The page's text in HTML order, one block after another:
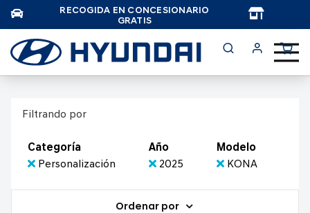
RECOGIDA EN CONCESIONARIO
GRATIS
Filtrando por
Categoría
Personalización
Año
2025
Modelo
KONA
Ordenar por